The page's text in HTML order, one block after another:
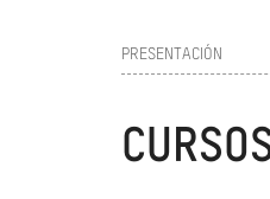
PRESENTACIÓN